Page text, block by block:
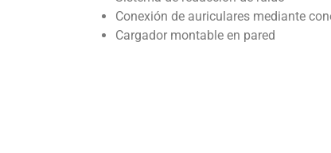
Conexión de auriculares mediante
Cargador montable en pared